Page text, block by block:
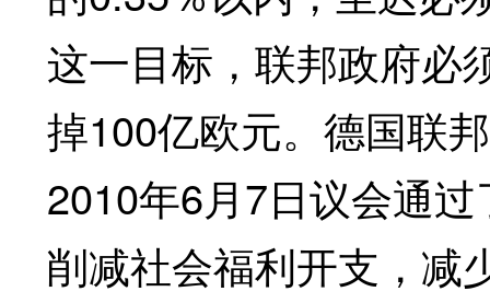
这一目标，联邦政府必
掉100亿欧元。德国联
2010年6月7日议会通
削减社会福利开支，减